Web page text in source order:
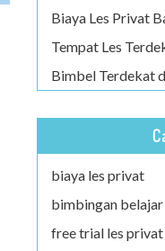
Biaya Les Privat
Tempat Les
Bimbel Terdekat
biaya les privat
bimbingan
free trial les privat